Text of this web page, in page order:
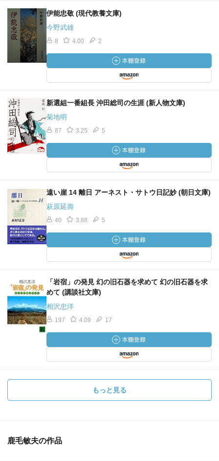
伊能忠敬 (現代教養文庫)
今野武雄
8 4.00 2
新選組一番組長 沖田総司の生涯 (新人物文庫)
菊地明
87 3.25 5
遠い崖 14 離日 アーネスト・サトウ日記妙 (朝日文庫)
萩原延壽
40 3.88 5
「岩宿」の発見 幻の旧石器を求めて 幻の旧石器を求
めて (講談社文庫)
相沢忠洋
197 4.09 17
もっと見る
鹿毛敏夫の作品